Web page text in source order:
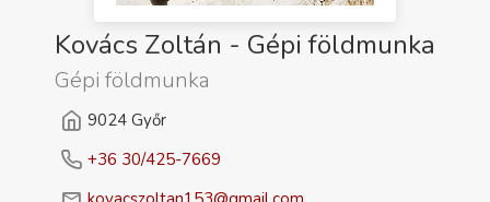
Kovács Zoltán - Gépi földmunka
Gépi földmunka
9024 Győr
+36 30/425-7669